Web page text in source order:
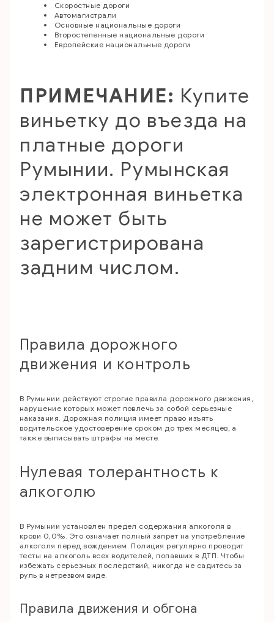
Скоростные дороги
Автомагистрали
Основные национальные дороги
Второстепенные национальные дороги
Европейские национальные дороги
ПРИМЕЧАНИЕ: Купите
виньетку до въезда на
платные дороги
Румынии. Румынская
электронная виньетка
не может быть
зарегистрирована
задним числом.
Правила дорожного
движения и контроль
В Румынии действуют строгие правила дорожного движения,
нарушение которых может повлечь за собой серьезные
наказания. Дорожная полиция имеет право изъять
водительское удостоверение сроком до трех месяцев, а
также выписывать штрафы на месте.
Нулевая толерантность к
алкоголю
В Румынии установлен предел содержания алкоголя в
крови 0,0‰. Это означает полный запрет на употребление
алкоголя перед вождением. Полиция регулярно проводит
тесты на алкоголь всех водителей, попавших в ДТП. Чтобы
избежать серьезных последствий, никогда не садитесь за
руль в нетрезвом виде.
Правила движения и обгона